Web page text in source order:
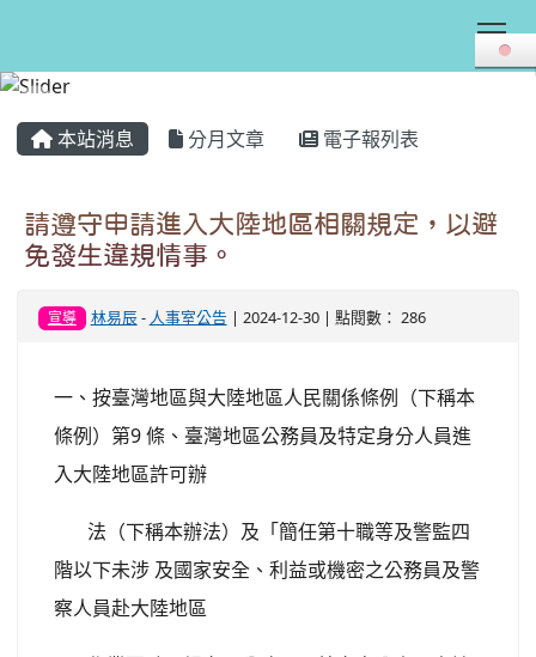
本站消息 分月文章 電子報列表
請遵守申請進入大陸地區相關規定，以避
免發生違規情事。
宣導 林易辰- 人事室公告 | 2024-12-30 | 點閱數： 286
一、按臺灣地區與大陸地區人民關係條例（下稱本
條例）第9 條、臺灣地區公務員及特定身分人員進
入大陸地區許可辦
法（下稱本辦法）及「簡任第十職等及警監四
階以下未涉 及國家安全、利益或機密之公務員及警
察人員赴大陸地區